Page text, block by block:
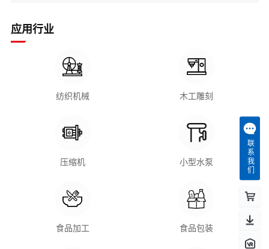
应用行业
纺织机械 木工雕刻
压缩机 小型水泵
食品加工 食品包装
联系我们